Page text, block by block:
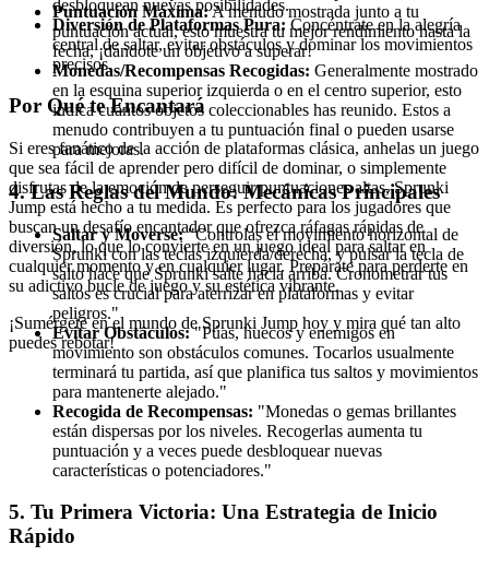
desbloquean nuevas posibilidades.
Diversión de Plataformas Pura: Concéntrate en la alegría
central de saltar, evitar obstáculos y dominar los movimientos
precisos.
Por Qué te Encantará
Si eres fanático de la acción de plataformas clásica, anhelas un juego
que sea fácil de aprender pero difícil de dominar, o simplemente
disfrutas de la emoción de perseguir puntuaciones altas, Sprunki
Jump está hecho a tu medida. Es perfecto para los jugadores que
buscan un desafío encantador que ofrezca ráfagas rápidas de
diversión, lo que lo convierte en un juego ideal para saltar en
cualquier momento y en cualquier lugar. Prepárate para perderte en
su adictivo bucle de juego y su estética vibrante.
¡Sumérgete en el mundo de Sprunki Jump hoy y mira qué tan alto
puedes rebotar!
Puntuación Máxima:A menudo mostrada junto a tu
puntuación actual, esto muestra tu mejor rendimiento hasta la
fecha, ¡dándote un objetivo a superar!
Monedas/Recompensas Recogidas: Generalmente mostrado
en la esquina superior izquierda o en el centro superior, esto
indica cuántos objetos coleccionables has reunido. Estos a
menudo contribuyen a tu puntuación final o pueden usarse
para mejoras.
4. Las Reglas del Mundo: Mecánicas Principales
Saltar y Moverse:"Controlas el movimiento horizontal de
Sprunki con las teclas izquierda/derecha, y pulsar la tecla de
salto hace que Sprunki salte hacia arriba. Cronometrar tus
saltos es crucial para aterrizar en plataformas y evitar
peligros."
Evitar Obstáculos:"Púas, huecos y enemigos en
movimiento son obstáculos comunes. Tocarlos usualmente
terminará tu partida, así que planifica tus saltos y movimientos
para mantenerte alejado."
Recogida de Recompensas: "Monedas o gemas brillantes
están dispersas por los niveles. Recogerlas aumenta tu
puntuación y a veces puede desbloquear nuevas
características o potenciadores."
5. Tu Primera Victoria: Una Estrategia de Inicio
Rápido